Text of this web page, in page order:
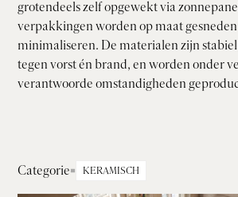
grotendeels zelf opgewekt via
verpakkingen worden op maat
minimaliseren. De materialen zijn
tegen vorst én brand, en worden onder
verantwoorde omstandigheden
Categorie KERAMISCH